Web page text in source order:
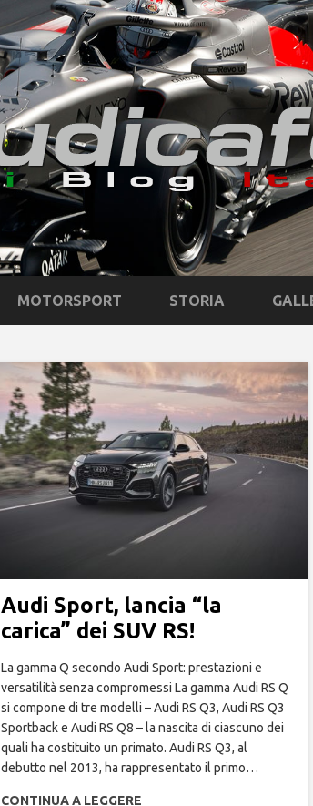
MOTORSPORT STORIA
Audi Sport, lancia “la
carica” dei SUV RS!
La gamma Q secondo Audi Sport: prestazioni e
versatilità senza compromessi La gamma Audi RS Q
si compone di tre modelli – Audi RS Q3, Audi RS Q3
Sportback e Audi RS Q8 – la nascita di ciascuno dei
quali ha costituito un primato. Audi RS Q3, al
debutto nel 2013, ha rappresentato il primo…
CONTINUA A LEGGERE